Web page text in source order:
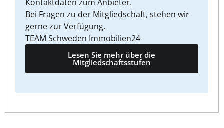
Kontaktdaten zum Anbieter.
Bei Fragen zu der Mitgliedschaft, stehen wir
gerne zur Verfügung.
TEAM Schweden Immobilien24
Lesen Sie mehr über die
Mitgliedschaftsstufen